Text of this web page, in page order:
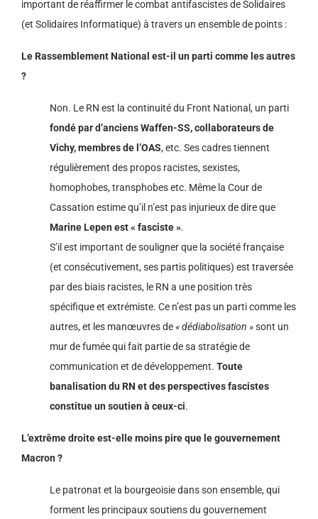
important de réaffirmer le combat antifascistes de Solidaires
(et Solidaires Informatique) à travers un ensemble de points :
Le Rassemblement National est-il un parti comme les autres
?
Non. Le RN est la continuité du Front National, un parti
fondé par d’anciens Waffen-SS, collaborateurs de
Vichy, membres de l’OAS, etc. Ses cadres tiennent
régulièrement des propos racistes, sexistes,
homophobes, transphobes etc. Même la Cour de
Cassation estime qu’il n’est pas injurieux de dire que
Marine Lepen est « fasciste ».
S’il est important de souligner que la société française
(et consécutivement, ses partis politiques) est traversée
par des biais racistes, le RN a une position très
spécifique et extrémiste. Ce n’est pas un parti comme les
autres, et les manœuvres de« dédiabolisation »sont un
mur de fumée qui fait partie de sa stratégie de
communication et de développement. Toute
banalisation du RN et des perspectives fascistes
constitue un soutien à ceux-ci.
L’extrême droite est-elle moins pire que le gouvernement
Macron ?
Le patronat et la bourgeoisie dans son ensemble, qui
forment les principaux soutiens du gouvernement